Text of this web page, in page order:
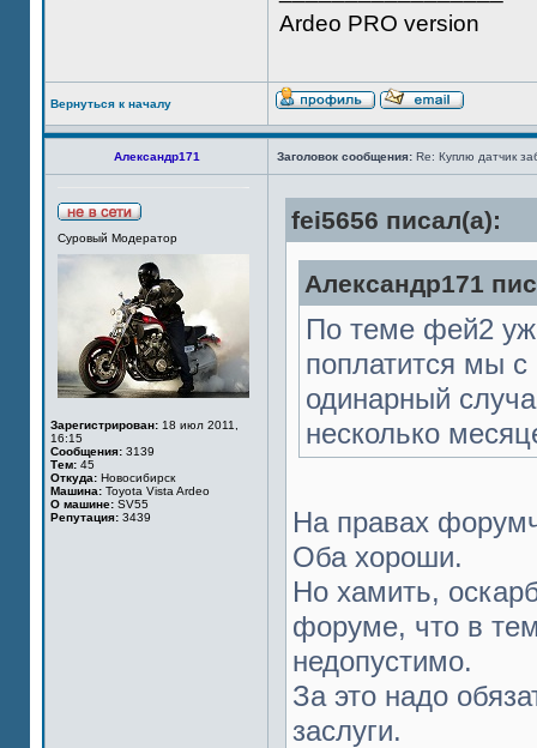
Ardeo PRO version
Вернуться к началу
Александр171 Заголовок сообщения: Re: Куплю датчик
Суровый Модератор
Зарегистрирован: 18 июл 2011,
16:15
Сообщения: 3139
Тем: 45
Откуда: Новосибирск
Машина: Toyota Vista Ardeo
О машине: SV55
Репутация: 3439
fei5656 писал(а):
Александр171
По теме фей2
поплатится мы с
одинарный
несколько
На правах
Оба хороши.
Но хамить,
форуме, что в
недопустимо.
За это надо
заслуги.